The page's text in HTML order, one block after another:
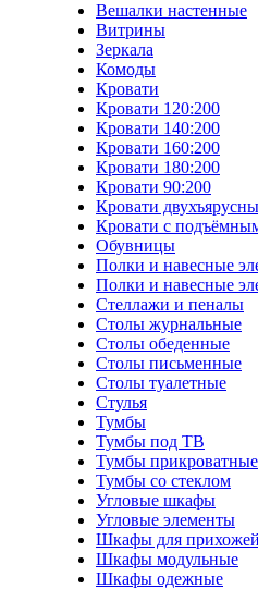
Вешалки настенные
Витрины
Зеркала
Комоды
Кровати
Кровати 120:200
Кровати 140:200
Кровати 160:200
Кровати 180:200
Кровати 90:200
Кровати
Кровати с
Обувницы
Полки и навесные
Полки и навесные
Стеллажи и пеналы
Столы журнальные
Столы обеденные
Столы письменные
Столы туалетные
Стулья
Тумбы
Тумбы под ТВ
Тумбы прикроватные
Тумбы со стеклом
Угловые шкафы
Угловые элементы
Шкафы для прихожей
Шкафы модульные
Шкафы одежные